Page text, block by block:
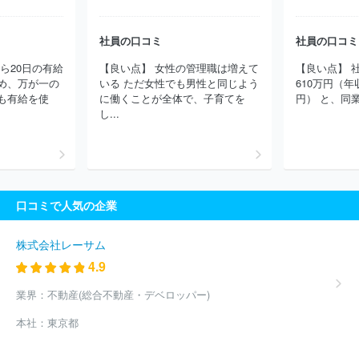
株式会社カヤック
ＢＩＰＲＯＧＹ株式会社
ＪＡＬデジタル株式
ーシー
株式会社あとらす二十一
三菱電機ソフトウエア株式会社
ＮＴＴインテグレーション株式会社
ＳＣＳＫ株式会社
株式会社
クレスコ
ＮＳＷ株式会社 兼松エレクトロニクス株式会社
ＳＣ
ーブシステム
ＡＪＳ株式会社
ステムズ株式会社
株式会社日立システムズ
第一ライフテクノク
ロス株式会社
株式会社ピーエスシー
立ソリューションズ・クリエイト
ト株式会社
株式会社日本総合研究所
株式会社システムリサーチ
20日の有給
、万が一の
有給を使
社員の口コミ
【良い点】 女性の管理職は増えて
いる ただ女性でも男性と同じよう
に働くことが全体で、子育てを
し...
社員の口コミ
【良い点】
610万円（年
円） と、同
口コミで人気の企業
株式会社レーサム
4.9
業界： 不動産(総合不動産・デベロッパー)
本社： 東京都